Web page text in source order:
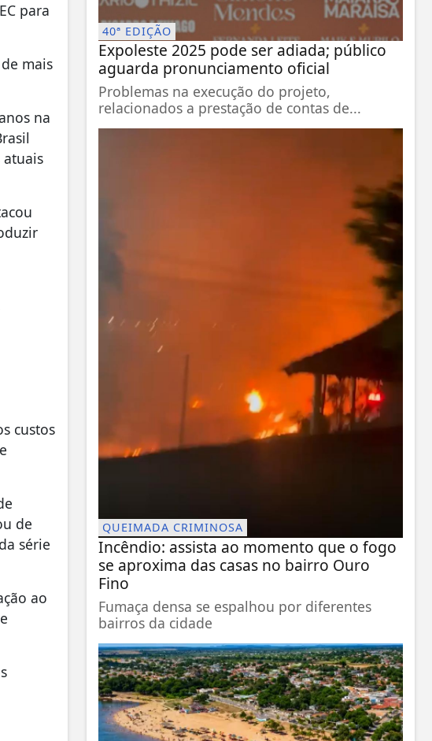
para
mais
na
atuais
custos
de
série
ao
40ª EDIÇÃO
Expoleste 2025 pode ser adiada; público
aguarda pronunciamento oficial
Problemas na execução do projeto,
relacionados a prestação de contas de...
QUEIMADA CRIMINOSA
Incêndio: assista ao momento que o fogo
se aproxima das casas no bairro Ouro
Fino
Fumaça densa se espalhou por diferentes
bairros da cidade